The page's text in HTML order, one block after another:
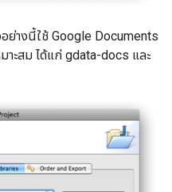
ย่างนี้ใช้ Google Documents
าะสม ได้แก่ gdata-docs และ